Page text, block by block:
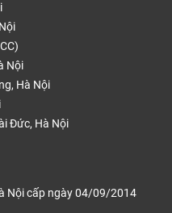
Nội
Hà Nội
Đức, Hà Nội
Nội cấp ngày 04/09/2014